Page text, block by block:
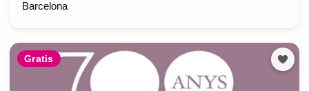
Barcelona
Gratis